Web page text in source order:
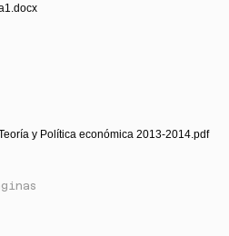
y Política económica 2013-2014.pdf